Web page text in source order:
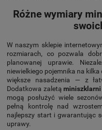
Różne wymiary
W naszym sklepie
rozmiarach, co pozwala
planowanej uprawie.
niewielkiego pojemnika na
większe nasadzenia — z
Dodatkowa zaletąminiszklarni
mogą posłużyć wiele
pełną kontrolę nad
najlepszy start i gwarantując
uprawy.